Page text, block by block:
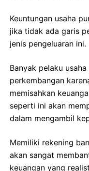
Keuntungan usaha
jika tidak ada garis
jenis pengeluaran ini.
Banyak pelaku
perkembangan
memisahkan
seperti ini akan
dalam mengambil
Memiliki rekening
akan sangat
keuangan yang